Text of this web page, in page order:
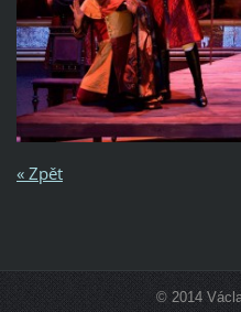
« Zpět
© 2014